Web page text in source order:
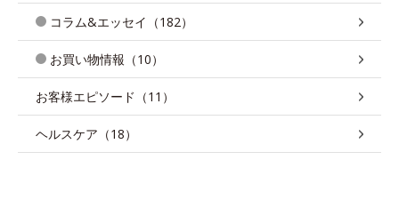
コラム&エッセイ（182）
お買い物情報（10）
お客様エピソード（11）
ヘルスケア（18）